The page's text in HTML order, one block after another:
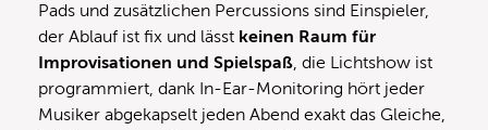
Pads und zusätzlichen Percussions sind Einspieler,
der Ablauf ist fix und lässt keinen Raum für
Improvisationen und Spielspaß, die Lichtshow ist
programmiert, dank In-Ear-Monitoring hört jeder
Musiker abgekapselt jeden Abend exakt das Gleiche,